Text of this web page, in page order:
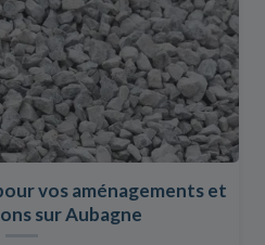
vos aménagements et
sur Aubagne